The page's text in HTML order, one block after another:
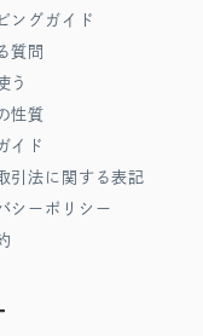
ングガイド
質問
う
性質
イド
引法に関する表記
シーポリシー